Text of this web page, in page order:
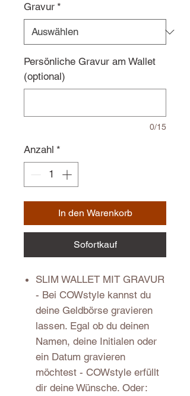
Gravur *
Persönliche Gravur am Wallet
(optional)
0/15
Anzahl *
In den Warenkorb
Sofortkauf
SLIM WALLET MIT GRAVUR
- Bei COWstyle kannst du
deine Geldbörse gravieren
lassen. Egal ob du deinen
Namen, deine Initialen oder
ein Datum gravieren
möchtest - COWstyle erfüllt
dir deine Wünsche. Oder: